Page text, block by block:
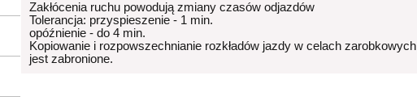
Zakłócenia ruchu powodują zmiany czasów odjazdów
Tolerancja: przyspieszenie - 1 min.
opóźnienie - do 4 min.
Kopiowanie i rozpowszechnianie rozkładów jazdy w celach
jest zabronione.